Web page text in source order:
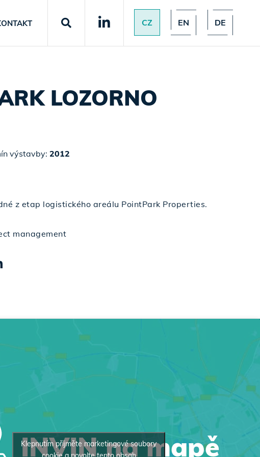
CZ EN DE
LOZORNO
výstavby: 2012
z etap logistického areálu PointPark Properties.
management
INVIN na mapě
Klepnutím přijměte marketingové soubory